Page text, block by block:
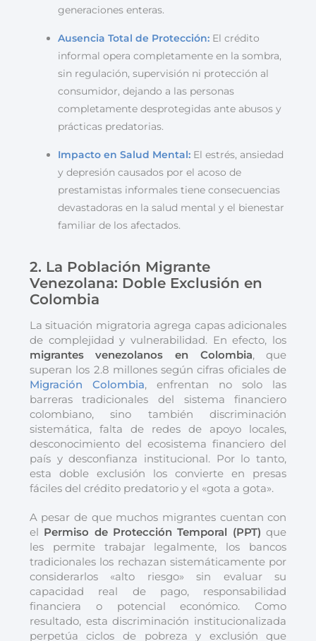
generaciones enteras.
Ausencia Total de Protección:El crédito
informal opera completamente en la sombra,
sin regulación, supervisión ni protección al
consumidor, dejando a las personas
completamente desprotegidas ante abusos y
prácticas predatorias.
Impacto en Salud Mental:El estrés, ansiedad
y depresión causados por el acoso de
prestamistas informales tiene consecuencias
devastadoras en la salud mental y el bienestar
familiar de los afectados.
2. La Población Migrante
Venezolana: Doble Exclusión en
Colombia
La situación migratoria agrega capas adicionales
de complejidad y vulnerabilidad. En efecto, los
migrantes venezolanos en Colombia, que
superan los 2.8 millones según cifras oficiales de
Migración Colombia, enfrentan no solo las
barreras tradicionales del sistema financiero
colombiano, sino también discriminación
sistemática, falta de redes de apoyo locales,
desconocimiento del ecosistema financiero del
país y desconfianza institucional. Por lo tanto,
esta doble exclusión los convierte en presas
fáciles del crédito predatorio y el «gota a gota».
A pesar de que muchos migrantes cuentan con
el Permiso de Protección Temporal (PPT) que
les permite trabajar legalmente, los bancos
tradicionales los rechazan sistemáticamente por
considerarlos «alto riesgo» sin evaluar su
capacidad real de pago, responsabilidad
financiera o potencial económico. Como
resultado, esta discriminación institucionalizada
perpetúa ciclos de pobreza y exclusión que